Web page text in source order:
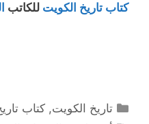
كتاب تاريخ الكويت للكاتب
التصنيفات
تاريخ الكويت,كتاب